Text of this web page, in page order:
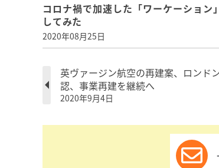
コロナ禍で加速した「ワーケーショ
してみた
2020年08月25日
英ヴァージン航空の再建案、ロンド
認、事業再建を継続へ
2020年9月4日